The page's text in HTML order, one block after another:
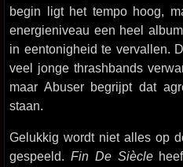
begin ligt het tempo hoog,
energieniveau een heel
in eentonigheid te vervallen.
veel jonge thrashbands
maar Abuser begrijpt dat
staan.
Gelukkig wordt niet alles op
gespeeld. Fin De Siècle